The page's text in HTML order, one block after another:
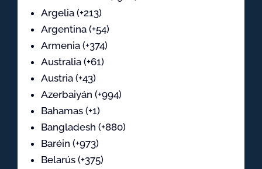
Argelia (+213)
Argentina (+54)
Armenia (+374)
Australia (+61)
Austria (+43)
Azerbaiyán (+994)
Bahamas (+1)
Bangladesh (+880)
Baréin (+973)
Belarús (+375)